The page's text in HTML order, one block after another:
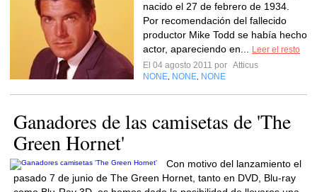
nacido el 27 de febrero de 1934.
Por recomendación del fallecido
productor Mike Todd se había hecho
actor, apareciendo en...
Leer el resto
El 04 agosto 2011 por Atticus
NONE NONE NONE
Ganadores de las camisetas de 'The
Green Hornet'
Con motivo del lanzamiento el
pasado 7 de junio de The Green Hornet, tanto en DVD, Blu-ray